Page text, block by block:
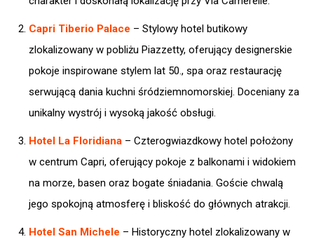
Capri Tiberio Palace – Stylowy hotel butikowy
zlokalizowany w pobliżu Piazzetty, oferujący designerskie
pokoje inspirowane stylem lat 50., spa oraz restaurację
serwującą dania kuchni śródziemnomorskiej. Doceniany za
unikalny wystrój i wysoką jakość obsługi.​
Hotel La Floridiana – Czterogwiazdkowy hotel położony
w centrum Capri, oferujący pokoje z balkonami i widokiem
na morze, basen oraz bogate śniadania. Goście chwalą
jego spokojną atmosferę i bliskość do głównych atrakcji.​
Hotel San Michele – Historyczny hotel zlokalizowany w